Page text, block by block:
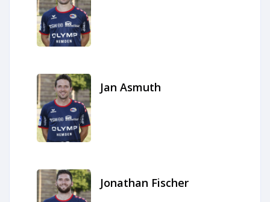
Jan Asmuth
Jonathan Fischer